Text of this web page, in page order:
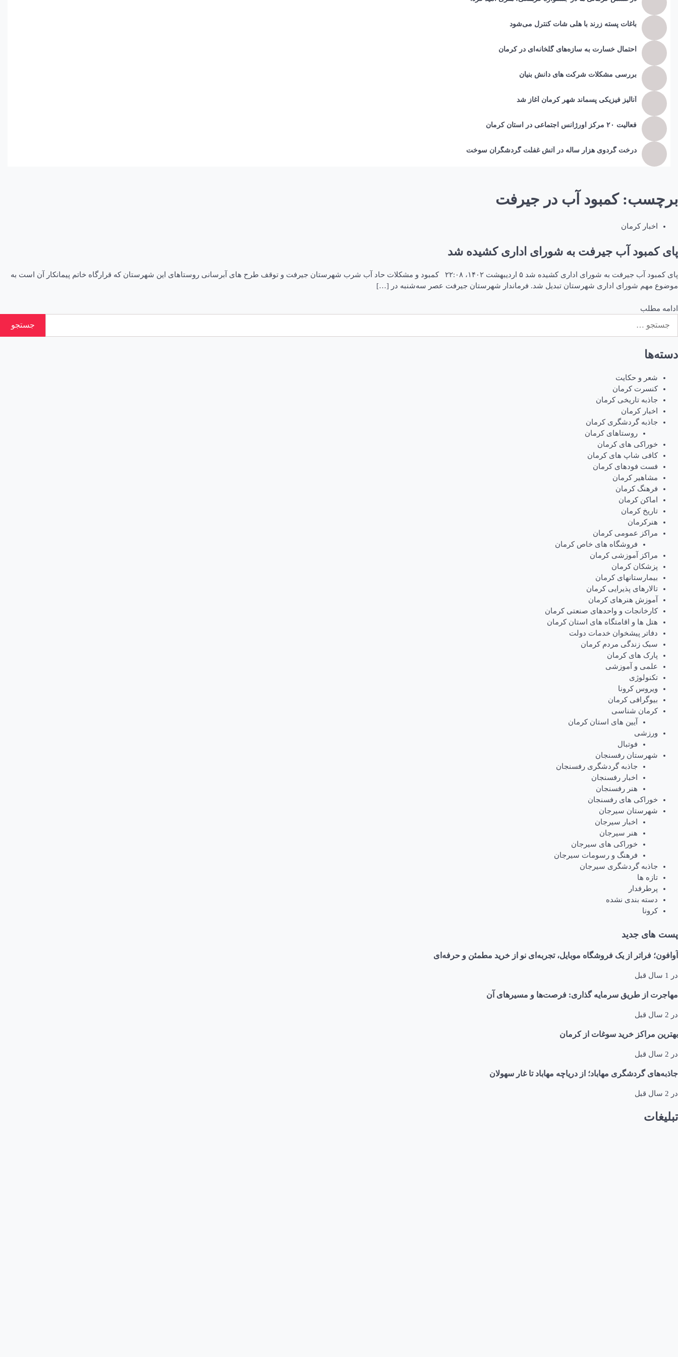
باغات پسته زرند با هلی شات کنترل می‌شود
احتمال خسارت به ساز‌ه‌های گلخانه‌ای در کرمان
بررسی مشکلات شرکت های دانش بنیان
آنالیز فیزیکی پسماند شهر کرمان آغاز شد
فعالیت ۲۰ مرکز اورژانس اجتماعی در استان کرمان
درخت گردوی هزار ساله در آتش غفلت گردشگران سوخت
برچسب:کمبود آب در جیرفت
اخبار کرمان
پای کمبود آب جیرفت به شورای اداری کشیده شد
پای کمبود آب جیرفت به شورای اداری کشیده شد ۵ اردیبهشت ۱۴۰۲، ۲۲:۰۸ کمبود و مشکلات حاد آب شرب شهرستان جیرفت و توقف طرح های آبرسانی روستاهای این شهرستان که قرارگاه خاتم پیمانکار آن است به
موضوع مهم شورای اداری شهرستان تبدیل شد. فرماندار شهرستان جیرفت عصر سه‌شنبه در […]
ادامه مطلب
برای:
دسته‌ها
شعر و حکایت
کنسرت کرمان
جاذبه تاریخی کرمان
اخبار کرمان
جاذبه گردشگری کرمان
روستاهای کرمان
خوراکی های کرمان
کافی شاپ های کرمان
فست فودهای کرمان
مشاهیر کرمان
فرهنگ کرمان
اماکن کرمان
تاریخ کرمان
هنرکرمان
مراکز عمومی کرمان
فروشگاه های خاص کرمان
مراکز آموزشی کرمان
پزشکان کرمان
بیمارستانهای کرمان
تالارهای پذیرایی کرمان
آموزش هنرهای کرمان
کارخانجات و واحدهای صنعتی کرمان
هتل ها و اقامتگاه های استان کرمان
دفاتر پیشخوان خدمات دولت
سبک زندگی مردم کرمان
پارک های کرمان
علمی و آموزشی
تکنولوژی
ویروس کرونا
بیوگرافی کرمان
کرمان شناسی
آیین های استان کرمان
ورزشی
فوتبال
شهرستان رفسنجان
جاذبه گردشگری رفسنجان
اخبار رفسنجان
هنر رفسنجان
خوراکی های رفسنجان
شهرستان سیرجان
اخبار سیرجان
هنر سیرجان
خوراکی های سیرجان
فرهنگ و رسومات سیرجان
جاذبه گردشگری سیرجان
تازه ها
پرطرفدار
دسته بندی نشده
کرونا
پست های جدید
آوافون؛ فراتر از یک فروشگاه موبایل، تجربه‌ای نو از خرید مطمئن و حرفه‌ای
در 1 سال قبل
مهاجرت از طریق سرمایه گذاری: فرصت‌ها و مسیرهای آن
در 2 سال قبل
بهترین مراکز خرید سوغات از کرمان
در 2 سال قبل
جاذبه‌های گردشگری مهاباد؛ از دریاچه مهاباد تا غار سهولان
در 2 سال قبل
تبلیغات